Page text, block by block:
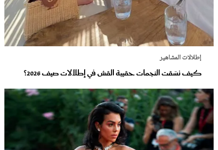
إطلالات المشاهير
كيف نسّقت النجمات حقيبة القش في إطلالات صيف 2026؟